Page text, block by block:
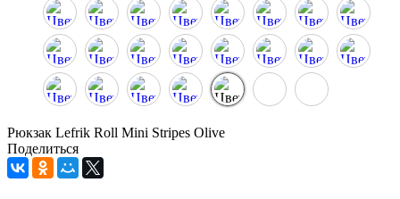
Рюкзак Lefrik Roll Mini Stripes Olive
Поделиться